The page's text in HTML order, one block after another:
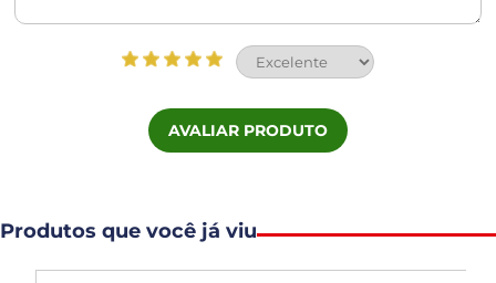
AVALIAR PRODUTO
Produtos que você já viu